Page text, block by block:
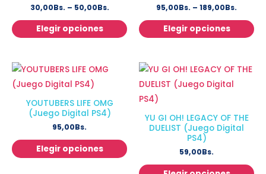
30,00Bs. – 50,00Bs.
Elegir opciones
95,00Bs. – 189,00Bs.
Elegir opciones
YOUTUBERS LIFE OMG
(Juego Digital PS4)
95,00Bs.
Elegir opciones
YU GI OH! LEGACY OF THE
DUELIST (Juego Digital
PS4)
59,00Bs.